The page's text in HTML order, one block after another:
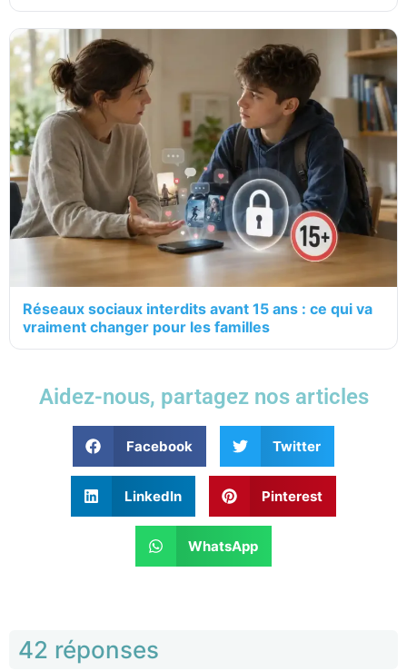
Réseaux sociaux interdits avant 15 ans : ce qui va
vraiment changer pour les familles
Aidez-nous, partagez nos articles
Facebook Twitter
LinkedIn Pinterest
WhatsApp
42 réponses